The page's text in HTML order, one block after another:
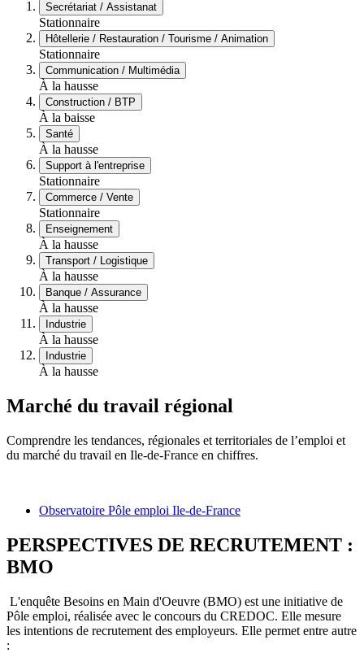
Secrétariat / Assistanat
Stationnaire
Hôtellerie / Restauration / Tourisme / Animation
Stationnaire
Communication / Multimédia
À la hausse
Construction / BTP
À la baisse
Santé
À la hausse
Support à l'entreprise
Stationnaire
Commerce / Vente
Stationnaire
Enseignement
À la hausse
Transport / Logistique
À la hausse
Banque / Assurance
À la hausse
Industrie
À la hausse
Industrie
À la hausse
Marché du travail régional
Comprendre les tendances, régionales et territoriales de l’emploi et
du marché du travail en Ile-de-France en chiffres.
Observatoire Pôle emploi Ile-de-France
PERSPECTIVES DE RECRUTEMENT :
BMO
L'enquête Besoins en Main d'Oeuvre (BMO) est une initiative de
Pôle emploi, réalisée avec le concours du CREDOC. Elle mesure
les intentions de recrutement des employeurs. Elle permet entre autre
: